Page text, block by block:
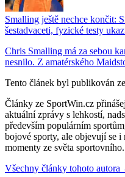
Smalling ještě nechce končit:
šestadvaceti, fyzické testy
Chris Smalling má za sebou
nesnilo. Z amatérského
Tento článek byl publikován
Články ze SportWin.cz
aktuální zprávy s lehkostí,
především populárním
bojové sporty, ale objevují se
momenty ze světa
Všechny články tohoto autora